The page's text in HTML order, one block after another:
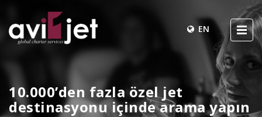
EN
10.000’den fazla özel jet
destinasyonu içinde arama yapın